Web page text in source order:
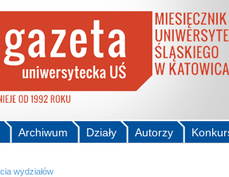
Autorzy
Działy
Archiwum
wydziałów